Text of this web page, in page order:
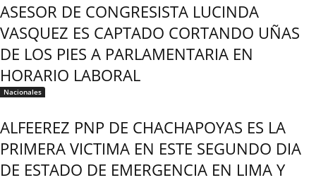
ASESOR DE CONGRESISTA LUCINDA
VASQUEZ ES CAPTADO CORTANDO UÑAS
DE LOS PIES A PARLAMENTARIA EN
HORARIO LABORAL
Nacionales
ALFEEREZ PNP DE CHACHAPOYAS ES LA
PRIMERA VICTIMA EN ESTE SEGUNDO DIA
DE ESTADO DE EMERGENCIA EN LIMA Y